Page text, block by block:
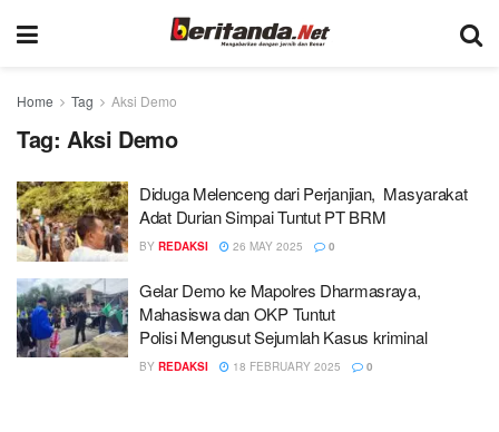
Home Tag Aksi Demo
Tag: Aksi Demo
Diduga Melenceng dari Perjanjian, Masyarakat
Adat Durian Simpai Tuntut PT BRM
BY REDAKSI 26 MAY 2025 0
Gelar Demo ke Mapolres Dharmasraya,
Mahasiswa dan OKP Tuntut
Polisi Mengusut Sejumlah Kasus kriminal
BY REDAKSI 18 FEBRUARY 2025 0